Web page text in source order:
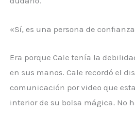
«Sí, es una persona de
Era porque Cale tenía la
en sus manos. Cale recordó el
comunicación por video que
interior de su bolsa mágica. No